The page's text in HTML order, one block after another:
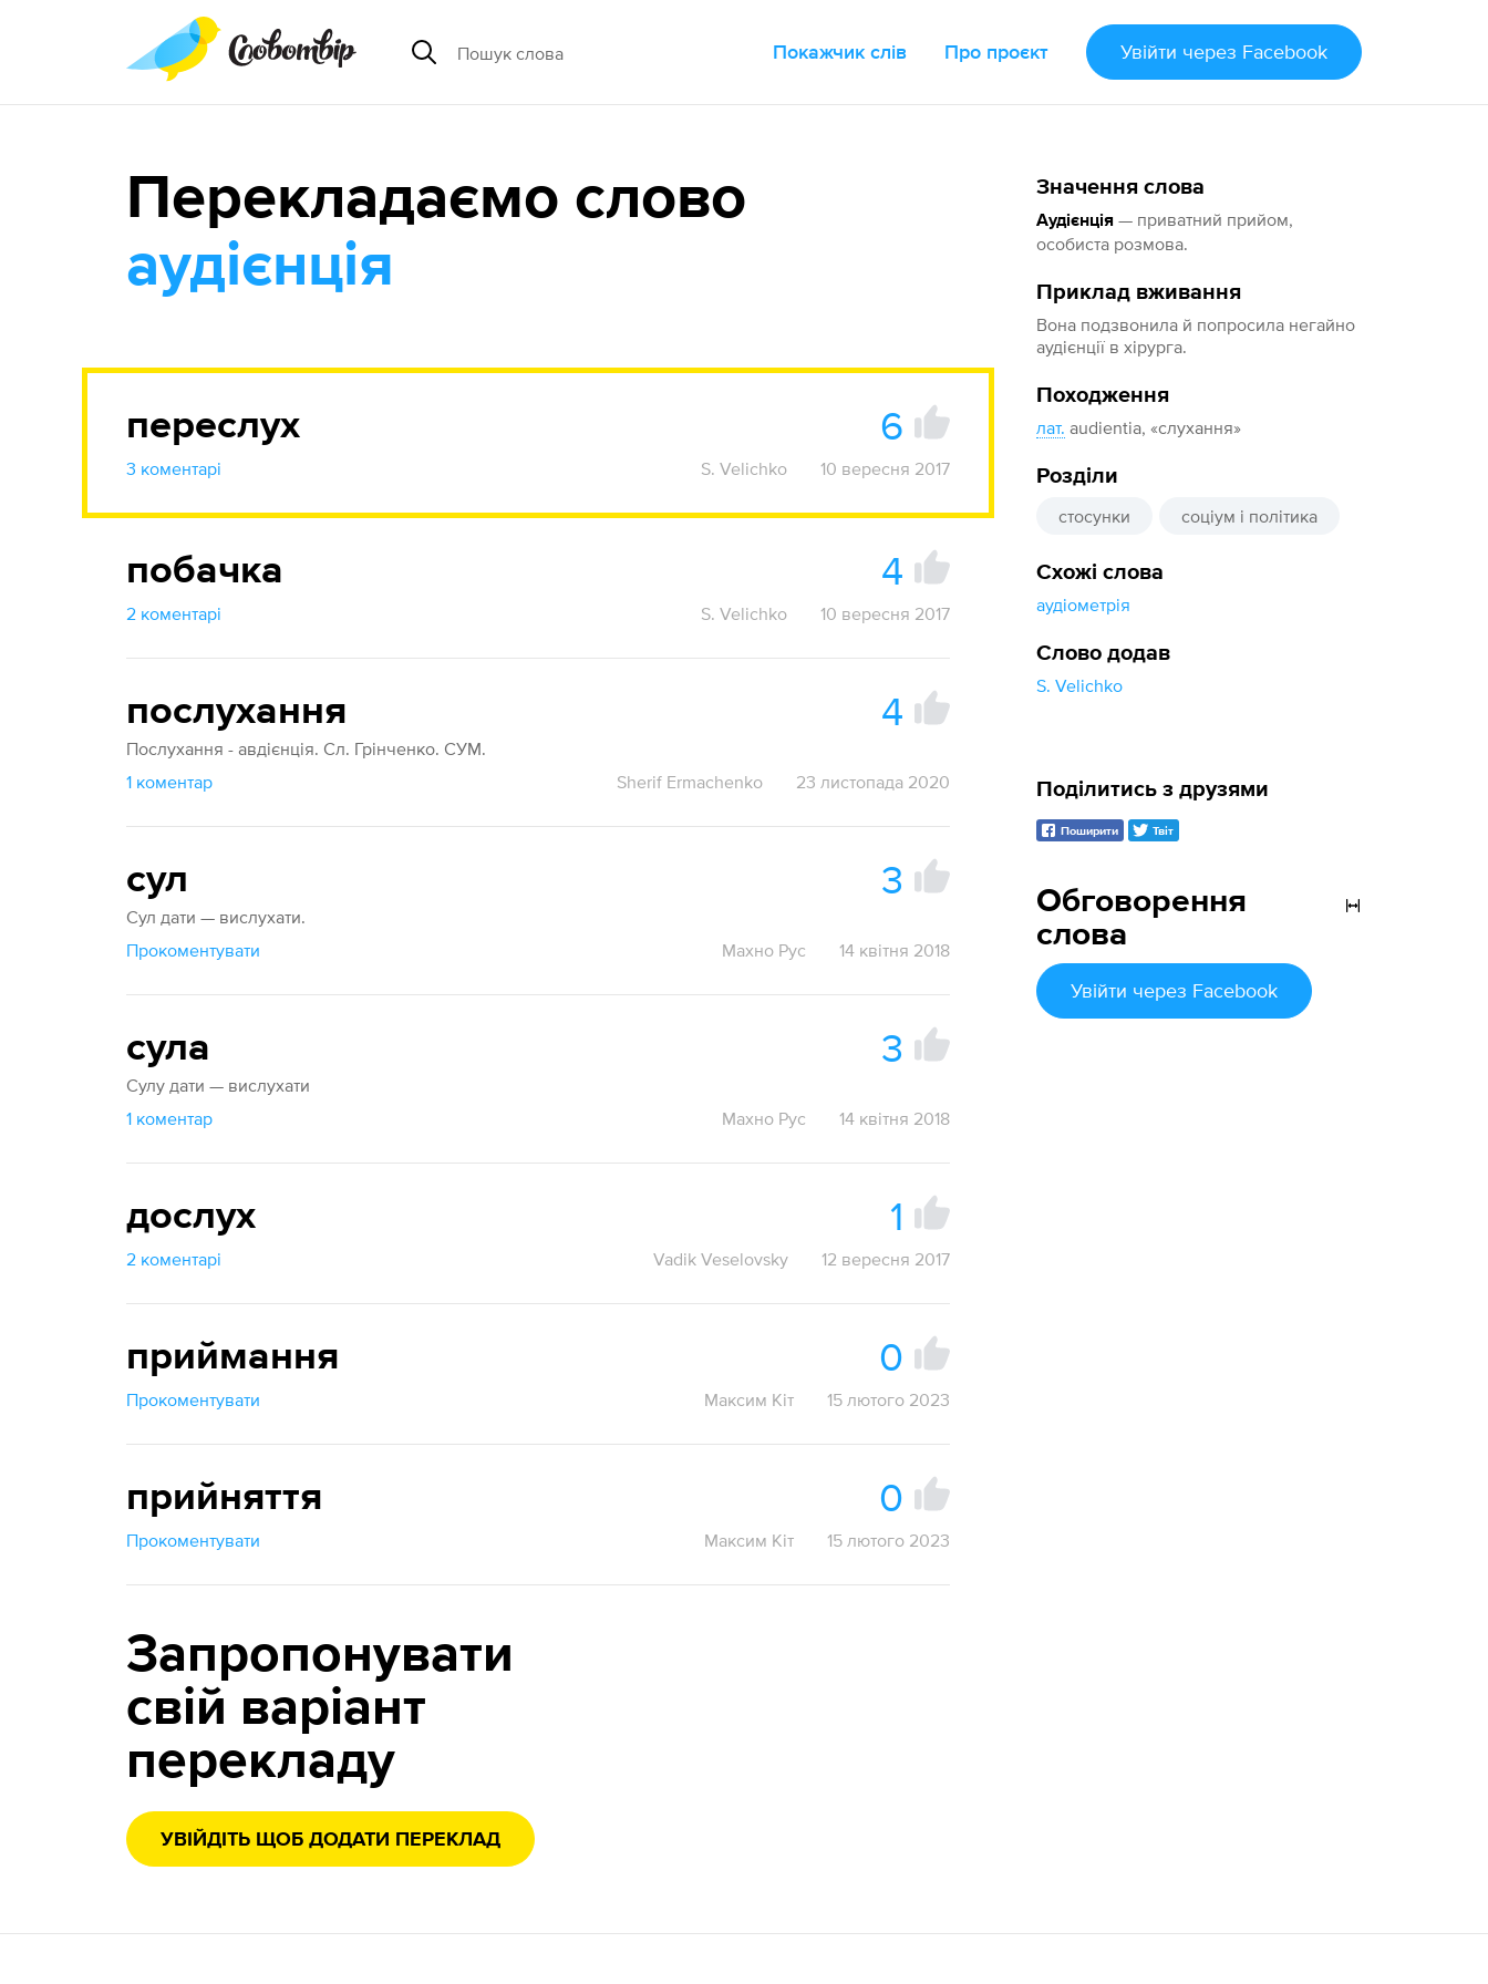
Покажчик слів Про проєкт Увійти через Facebook
Значення слова
Аудієнція — приватний прийом,
особиста розмова.
Приклад вживання
Вона подзвонила й попросила негайно
аудієнції в хірурга.
Походження
лат. audientia, «слухання»
Розділи
стосунки соціум і політика
Схожі слова
аудіометрія
Слово додав
S. Velichko
Перекладаємо слово
аудієнція
переслух 6
3 коментарі S. Velichko 10 вересня 2017
побачка 4
2 коментарі S. Velichko 10 вересня 2017
послухання 4
Послухання - авдієнція. Сл. Грінченко. СУМ.
1 коментар
Sherif Ermachenko 23 листопада 2020
сул 3
Сул дати — вислухати.
Прокоментувати
Махно Рус 14 квітня 2018
сула 3
Сулу дати — вислухати
1 коментар
Махно Рус 14 квітня 2018
дослух 1
2 коментарі Vadik Veselovsky 12 вересня 2017
приймання 0
Прокоментувати Максим Кіт 15 лютого 2023
прийняття 0
Прокоментувати Максим Кіт 15 лютого 2023
Запропонувати
свій варіант
перекладу
УВІЙДІТЬ ЩОБ ДОДАТИ ПЕРЕКЛАД
Обговорення
слова
Увійти через Facebook
Поділитись з друзями
Поширити Твіт